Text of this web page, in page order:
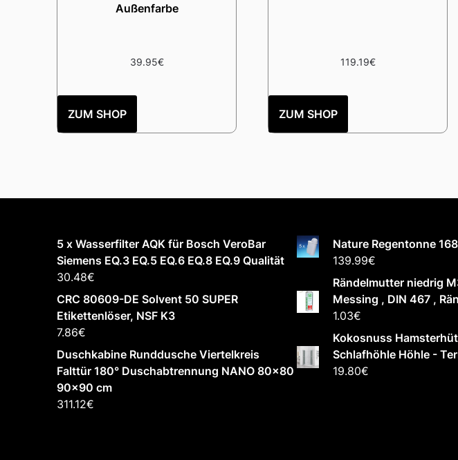
Außenfarbe
39.95€
ZUM SHOP
119.19€
ZUM SHOP
5 x Wasserfilter AQK für Bosch VeroBar
Siemens EQ.3 EQ.5 EQ.6 EQ.8 EQ.9 Qualität
30.48€
CRC 80609-DE Solvent 50 SUPER
Etikettenlöser, NSF K3
7.86€
Duschkabine Runddusche Viertelkreis
Falttür 180° Duschabtrennung NANO 80x80
90x90 cm
311.12€
Nature Regentonne
139.99€
Rändelmutter niedrig
Messing , DIN 467 ,
1.03€
Kokosnuss
Schlafhöhle Höhle -
19.80€